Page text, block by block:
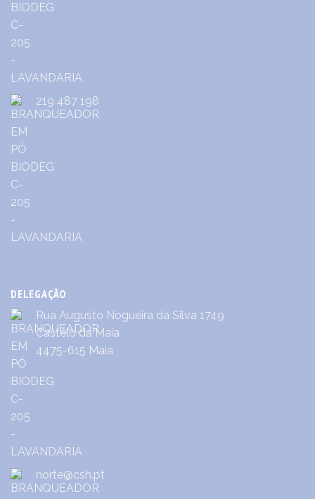
219 487 198
DELEGAÇÃO
Rua Augusto Nogueira da Silva 1749
Castêlo da Maia
4475-615 Maia
norte@csh.pt